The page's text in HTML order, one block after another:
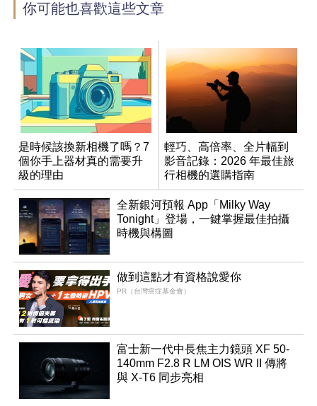
你可能也喜歡這些文章
是時候該換新相機了嗎？7
個你手上器材真的需要升
級的理由
輕巧、高倍率、全片幅到
影音記錄：2026 年最佳旅
行相機的選購指南
全新銀河預報 App「Milky Way
Tonight」登場，一鍵掌握最佳拍攝
時機與構圖
做到這點才有資格說愛你
PR（台灣癌症基金會）
富士新一代中長焦主力鏡頭 XF 50-
140mm F2.8 R LM OIS WR II 傳將
與 X-T6 同步亮相